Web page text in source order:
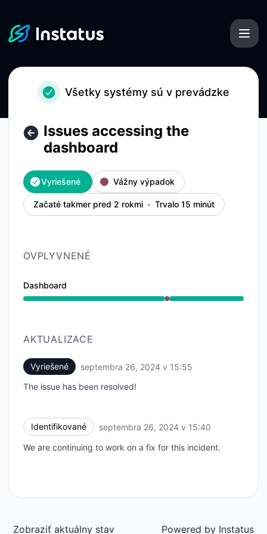
Všetky systémy sú v prevádzke
Issues accessing the
dashboard
Vyriešené Vážny výpadok
Začaté takmer pred 2 rokmi Trvalo 15 minút
OVPLYVNENÉ
Dashboard
Vážny výpadok z 3:40 PM do 3:55 PM
AKTUALIZACE
Vyriešené septembra 26, 2024 v 15:55
The issue has been resolved!
Identifikované septembra 26, 2024 v 15:40
We are continuing to work on a fix for this incident.
Zobraziť aktuálny stav Powered by Instatus